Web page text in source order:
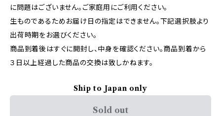
に問題はございません。ご家庭用にご利用ください。
生ものであるためお届け日の指定はできません。下記選択肢より
出荷時期をお選びください。
商品到着後はすぐに開封し、中身を確認ください。商品到着から
３日以上経過した商品の交換は致しかねます。
Ship to Japan only
Sold out